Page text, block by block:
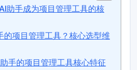
助手成为项目管理工具的核
的项目管理工具？核心选型维
手的项目管理工具核心特征